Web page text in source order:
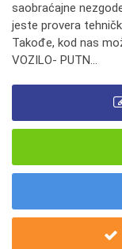
saobraćajne
jeste provera
Takođe, kod nas
VOZILO- PUTN...